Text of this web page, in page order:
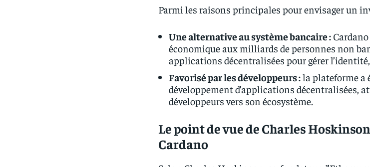
Parmi les raisons principales pour envisager un
Une alternative au système bancaire :
économique aux milliards de personnes non
applications décentralisées pour gérer
Favorisé par les développeurs :la plateforme a
développement d’applications décentralisées,
développeurs vers son écosystème.
Le point de vue de Charles
Cardano